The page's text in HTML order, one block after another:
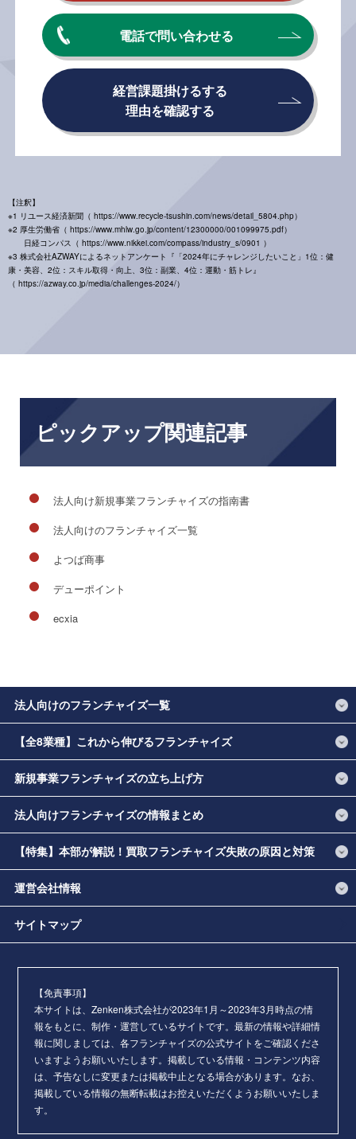
電話で問い合わせる
経営課題掛けるする
理由を確認する
【注釈】
※1 リユース経済新聞（ https://www.recycle-tsushin.com/news/detail_5804.php）
※2 厚生労働省（ https://www.mhlw.go.jp/content/12300000/001099975.pdf）
日経コンパス（ https://www.nikkei.com/compass/industry_s/0901 ）
※3 株式会社AZWAYによるネットアンケート『「2024年にチャレンジしたいこと」1位：健
康・美容、2位：スキル取得・向上、3位：副業、4位：運動・筋トレ』
（ https://azway.co.jp/media/challenges-2024/）
ピックアップ関連記事
法人向け新規事業フランチャイズの指南書
法人向けのフランチャイズ一覧
よつば商事
デューポイント
ecxia
法人向けのフランチャイズ一覧
【全8業種】これから伸びるフランチャイズ
新規事業フランチャイズの立ち上げ方
法人向けフランチャイズの情報まとめ
【特集】本部が解説！買取フランチャイズ失敗の原因と対策
運営会社情報
サイトマップ
【免責事項】
本サイトは、Zenken株式会社が2023年1月～2023年3月時点の情
報をもとに、制作・運営しているサイトです。最新の情報や詳細情
報に関しましては、各フランチャイズの公式サイトをご確認くださ
いますようお願いいたします。掲載している情報・コンテンツ内容
は、予告なしに変更または掲載中止となる場合があります。なお、
掲載している情報の無断転載はお控えいただくようお願いいたしま
す。